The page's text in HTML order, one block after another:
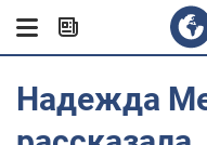
Надежда